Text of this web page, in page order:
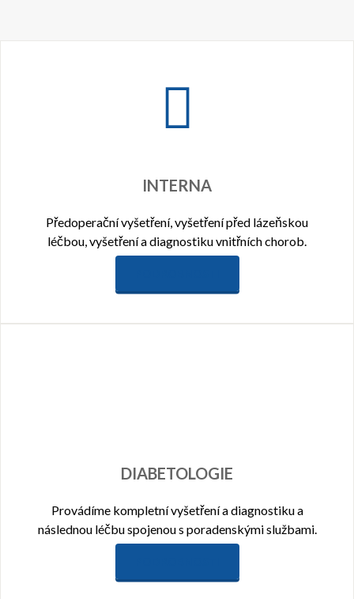
INTERNA
Předoperační vyšetření, vyšetření před lázeňskou
léčbou, vyšetření a diagnostiku vnitřních chorob.
DIABETOLOGIE
Provádíme kompletní vyšetření a diagnostiku a
následnou léčbu spojenou s poradenskými službami.